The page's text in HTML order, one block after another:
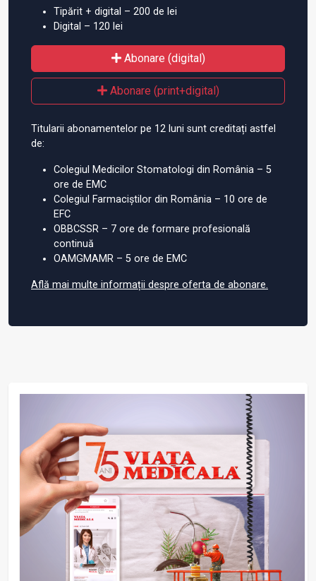
Tipărit + digital – 200 de lei
Digital – 120 lei
Abonare (digital)
Abonare (print+digital)
Titularii abonamentelor pe 12 luni sunt creditați astfel
de:
Colegiul Medicilor Stomatologi din România – 5
ore de EMC
Colegiul Farmaciștilor din România – 10 ore de
EFC
OBBCSSR – 7 ore de formare profesională
continuă
OAMGMAMR – 5 ore de EMC
Află mai multe informații despre oferta de abonare.